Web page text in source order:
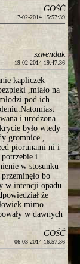
GOŚĆ
17-02-2014 15:57:39
szwendak
19-02-2014 19:47:36
kapliczek
,miało na
pod ich
i urodzona
było wtedy
gromnice ,
piorunami ni i
potrzebie i
w stosunku
bo
w intencji opadu
że
mimo
w dawnych
GOŚĆ
06-03-2014 16:57:36